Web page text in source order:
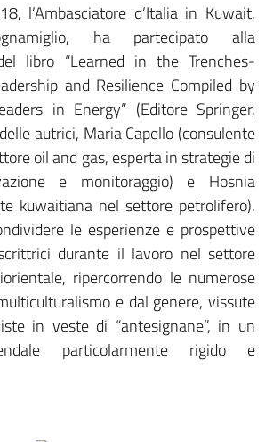
l’Ambasciatore d’Italia in Kuwait,
ha partecipato alla
libro “Learned in the Trenches-
and Resilience Compiled by
in Energy” (Editore Springer,
autrici, Maria Capello (consulente
oil and gas, esperta in strategie di
e monitoraggio) e Hosnia
kuwaitiana nel settore petrolifero).
le esperienze e prospettive
durante il lavoro nel settore
ripercorrendo le numerose
e dal genere, vissute
in veste di “antesignane”, in un
particolarmente rigido e